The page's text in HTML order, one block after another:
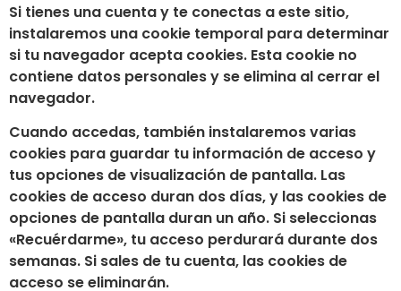
Si tienes una cuenta y te conectas a este sitio,
instalaremos una cookie temporal para determinar
si tu navegador acepta cookies. Esta cookie no
contiene datos personales y se elimina al cerrar el
navegador.
Cuando accedas, también instalaremos varias
cookies para guardar tu información de acceso y
tus opciones de visualización de pantalla. Las
cookies de acceso duran dos días, y las cookies de
opciones de pantalla duran un año. Si seleccionas
«Recuérdarme», tu acceso perdurará durante dos
semanas. Si sales de tu cuenta, las cookies de
acceso se eliminarán.